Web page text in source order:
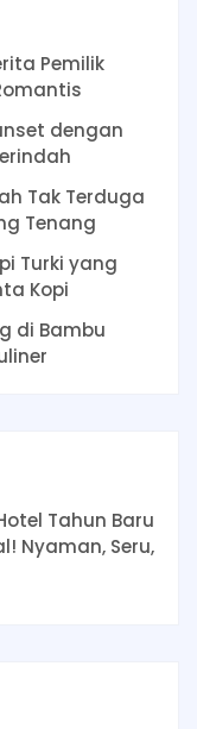
Pemilik
dengan
Tak Terduga
Tenang
Turki yang
Kopi
di Bambu
Tahun Baru
Nyaman, Seru,